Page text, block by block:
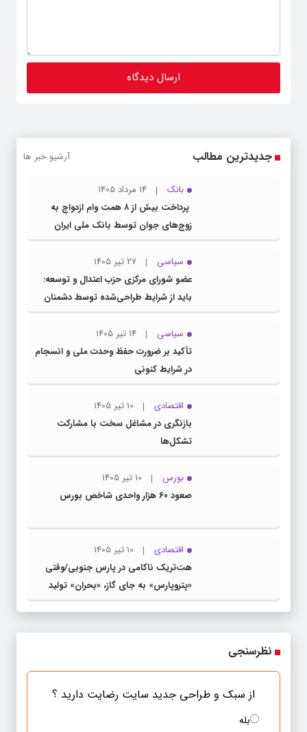
جدیدترین مطالب آرشیو خبر ها
بانک
14 مرداد 1405
پرداخت بیش از ۸ همت وام ازدواج به
زوج‌های جوان توسط بانک ملی ایران
سیاسی
27 تیر 1405
عضو شورای مرکزی حزب اعتدال و توسعه:
باید از شرایط طراحی‌شده توسط دشمنان
عبور کنیم
سیاسی
14 تیر 1405
تأکید بر ضرورت حفظ وحدت ملی و انسجام
در شرایط کنونی
اقتصادی
10 تیر 1405
بازنگری در مشاغل سخت با مشارکت
تشکل‌ها
بورس
10 تیر 1405
صعود ۶۰ هزار واحدی شاخص بورس
اقتصادی
10 تیر 1405
هت‌تریک ناکامی در پارس جنوبی/وقتی
«پتروپارس» به جای گاز، «بحران» تولید
می‌کند
نظرسنجی
از سبک و طراحی جدید سایت رضایت دارید ؟
بله